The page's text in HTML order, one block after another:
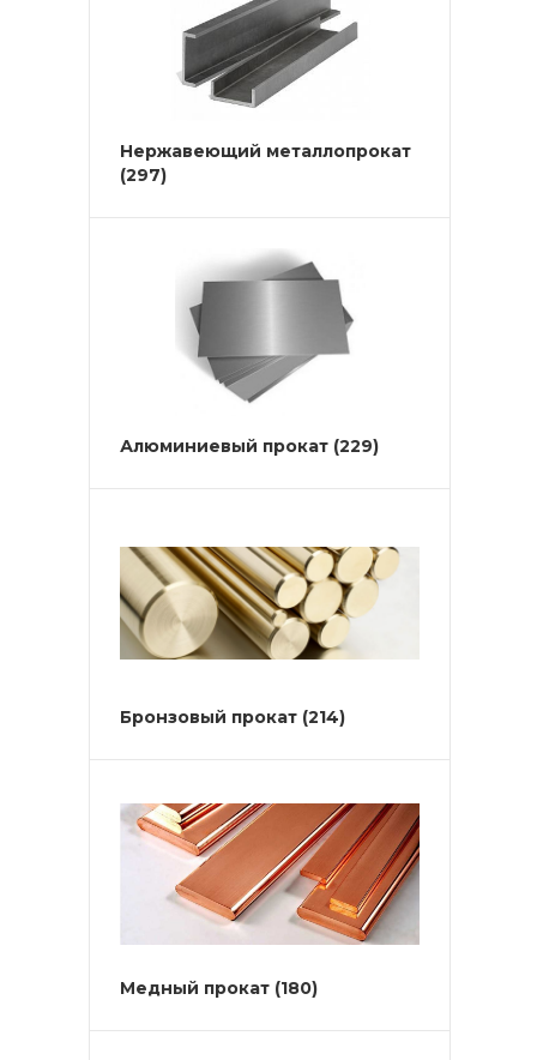
Нержавеющий металлопрокат
(297)
Алюминиевый прокат (229)
Бронзовый прокат (214)
Медный прокат (180)